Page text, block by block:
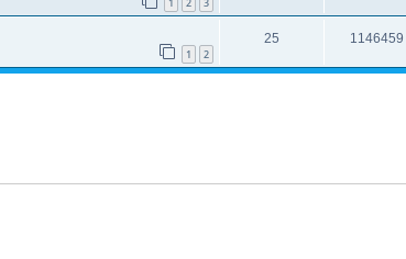
1 2 3
1 2
25 1146459